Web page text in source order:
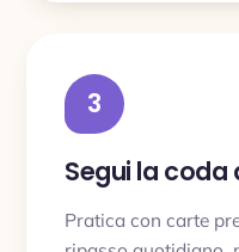
3
Segui la
Pratica con carte